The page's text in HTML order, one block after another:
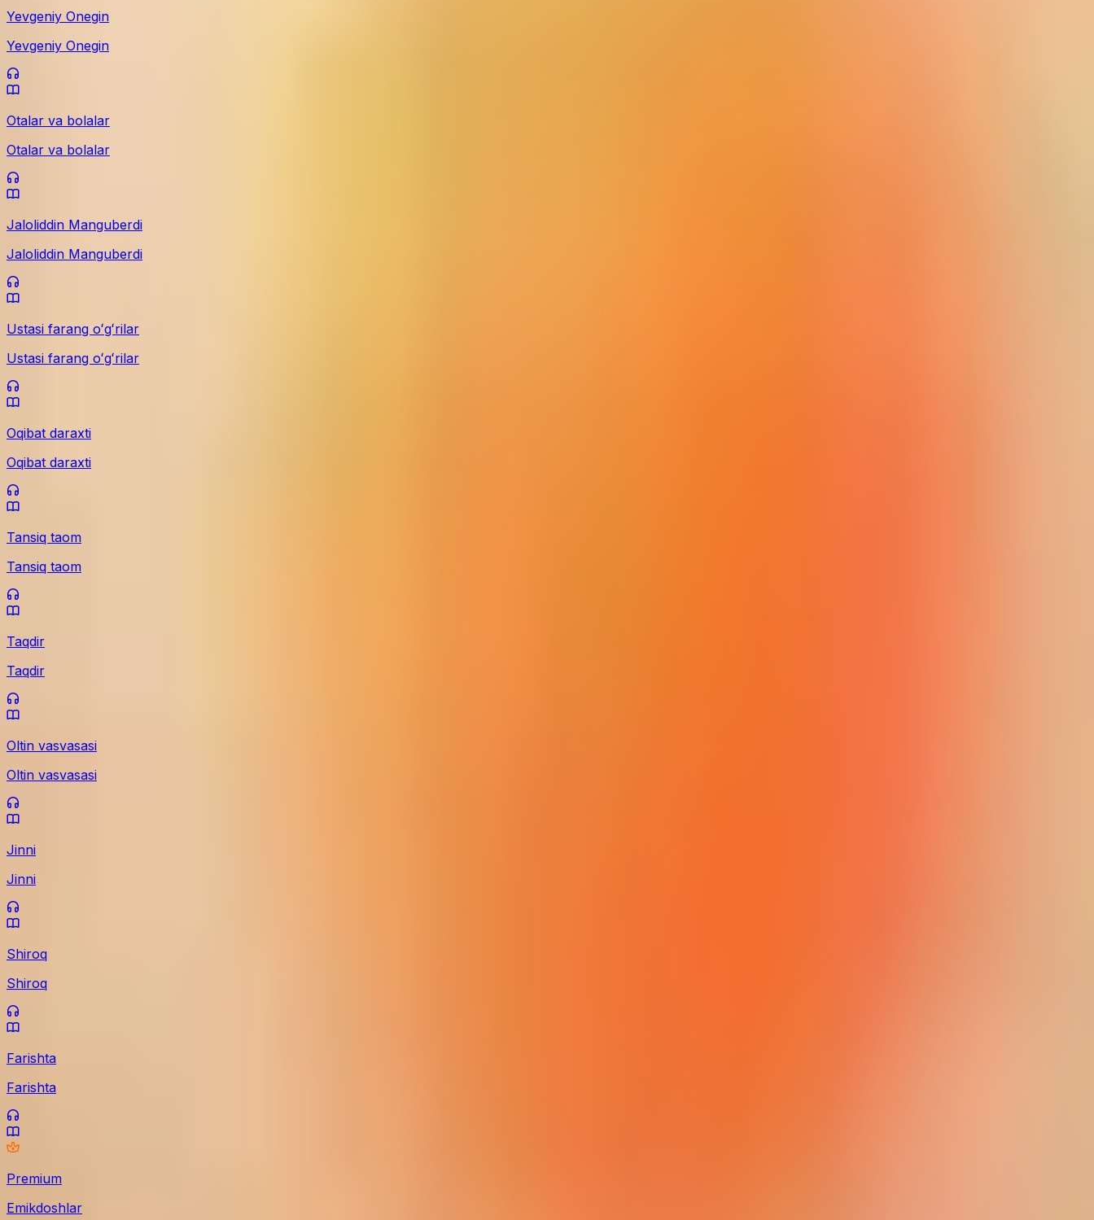
Yevgeniy Onegin
Yevgeniy Onegin
Otalar va bolalar
Otalar va bolalar
Jaloliddin Manguberdi
Jaloliddin Manguberdi
Ustasi farang oʻgʻrilar
Ustasi farang oʻgʻrilar
Oqibat daraxti
Oqibat daraxti
Tansiq taom
Tansiq taom
Taqdir
Taqdir
Oltin vasvasasi
Oltin vasvasasi
Jinni
Jinni
Shiroq
Shiroq
Farishta
Farishta
Premium
Emikdoshlar